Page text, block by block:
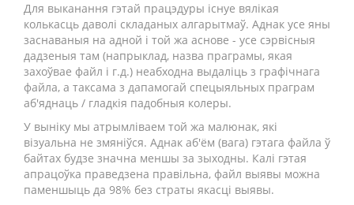
Для выканання гэтай працэдуры існуе вялікая
колькасць даволі складаных алгарытмаў. Аднак усе яны
заснаваныя на адной і той жа аснове - усе сэрвісныя
дадзеныя там (напрыклад, назва праграмы, якая
захоўвае файл і г.д.) неабходна выдаліць з графічнага
файла, а таксама з дапамогай спецыяльных праграм
аб'яднаць / гладкія падобныя колеры.
У выніку мы атрымліваем той жа малюнак, які
візуальна не змяніўся. Аднак аб'ём (вага) гэтага файла ў
байтах будзе значна меншы за зыходны. Калі гэтая
апрацоўка праведзена правільна, файл выявы можна
паменшыць да 98% без страты якасці выявы.